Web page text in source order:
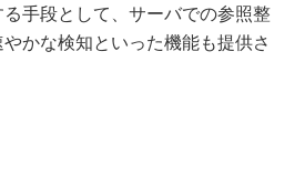
手段として、サーバでの参照整
かな検知といった機能も提供さ